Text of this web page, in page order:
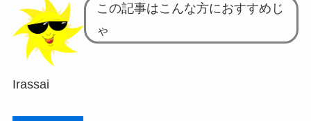
Irassai
この記事はこんな方におすすめじ
ゃ